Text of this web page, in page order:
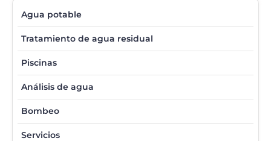
Agua potable
Tratamiento de agua residual
Piscinas
Análisis de agua
Bombeo
Servicios